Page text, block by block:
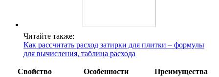
Читайте также:
Как рассчитать расход затирки для плитки – формулы
для вычисления, таблица расхода
Свойство Особенности Преимущества